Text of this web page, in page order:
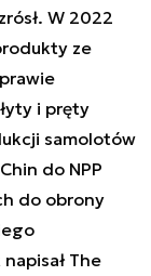
W 2022
ze
i pręty
samolotów
do NPP
do obrony
The